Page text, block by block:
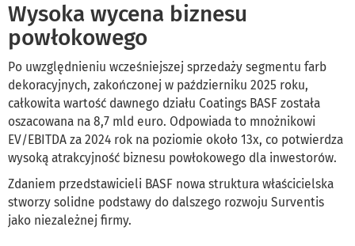
Wysoka wycena biznesu
powłokowego
Po uwzględnieniu wcześniejszej sprzedaży segmentu farb
dekoracyjnych, zakończonej w październiku 2025 roku,
całkowita wartość dawnego działu Coatings BASF została
oszacowana na 8,7 mld euro. Odpowiada to mnożnikowi
EV/EBITDA za 2024 rok na poziomie około 13x, co potwierdza
wysoką atrakcyjność biznesu powłokowego dla inwestorów.
Zdaniem przedstawicieli BASF nowa struktura właścicielska
stworzy solidne podstawy do dalszego rozwoju Surventis
jako niezależnej firmy.